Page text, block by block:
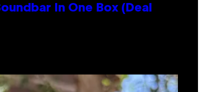
In One Box (Deal